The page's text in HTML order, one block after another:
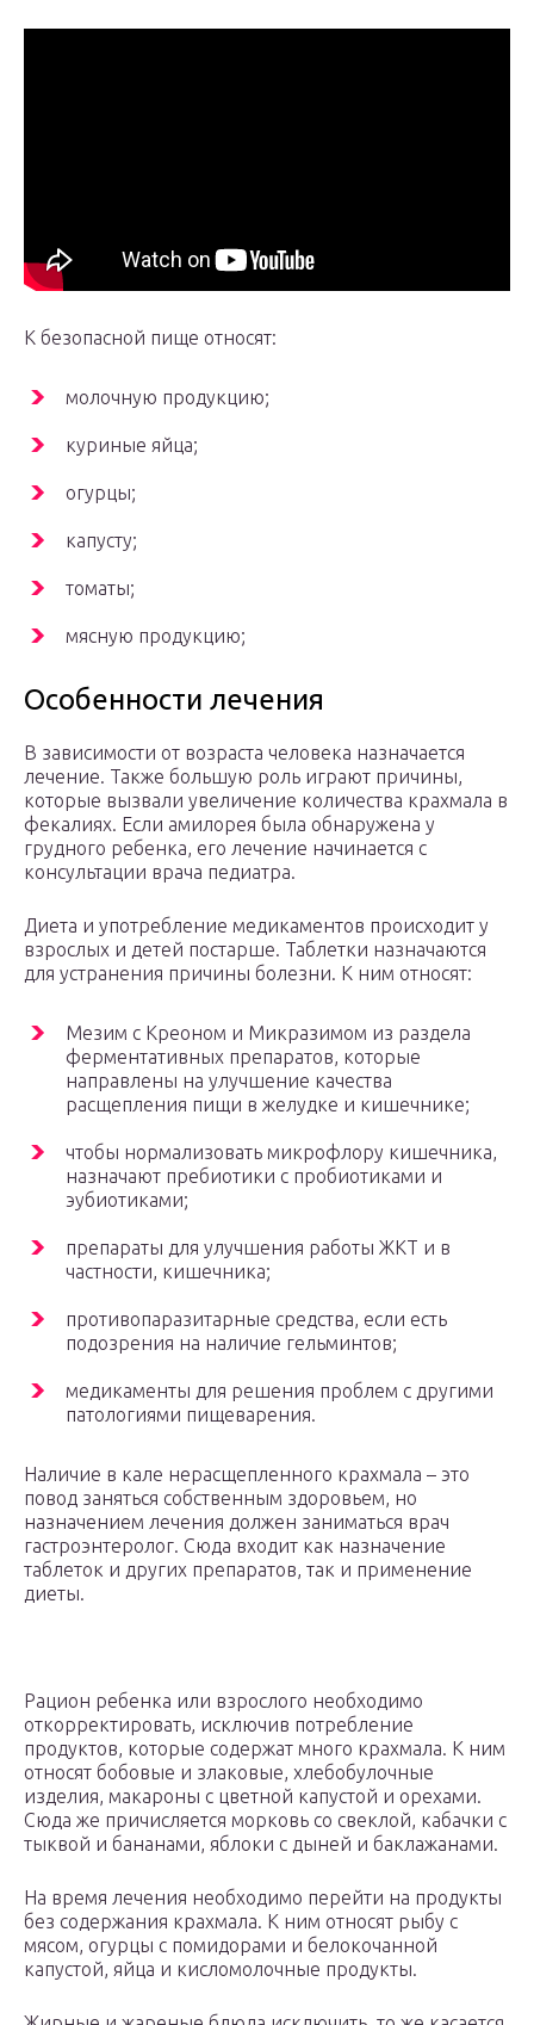
К безопасной пище относят:
молочную продукцию;
куриные яйца;
огурцы;
капусту;
томаты;
мясную продукцию;
Особенности лечения
В зависимости от возраста человека назначается
лечение. Также большую роль играют причины,
которые вызвали увеличение количества крахмала в
фекалиях. Если амилорея была обнаружена у
грудного ребенка, его лечение начинается с
консультации врача педиатра.
Диета и употребление медикаментов происходит у
взрослых и детей постарше. Таблетки назначаются
для устранения причины болезни. К ним относят:
Мезим с Креоном и Микразимом из раздела
ферментативных препаратов, которые
направлены на улучшение качества
расщепления пищи в желудке и кишечнике;
чтобы нормализовать микрофлору кишечника,
назначают пребиотики с пробиотиками и
эубиотиками;
препараты для улучшения работы ЖКТ и в
частности, кишечника;
противопаразитарные средства, если есть
подозрения на наличие гельминтов;
медикаменты для решения проблем с другими
патологиями пищеварения.
Наличие в кале нерасщепленного крахмала – это
повод заняться собственным здоровьем, но
назначением лечения должен заниматься врач
гастроэнтеролог. Сюда входит как назначение
таблеток и других препаратов, так и применение
диеты.
Рацион ребенка или взрослого необходимо
откорректировать, исключив потребление
продуктов, которые содержат много крахмала. К ним
относят бобовые и злаковые, хлебобулочные
изделия, макароны с цветной капустой и орехами.
Сюда же причисляется морковь со свеклой, кабачки с
тыквой и бананами, яблоки с дыней и баклажанами.
На время лечения необходимо перейти на продукты
без содержания крахмала. К ним относят рыбу с
мясом, огурцы с помидорами и белокочанной
капустой, яйца и кисломолочные продукты.